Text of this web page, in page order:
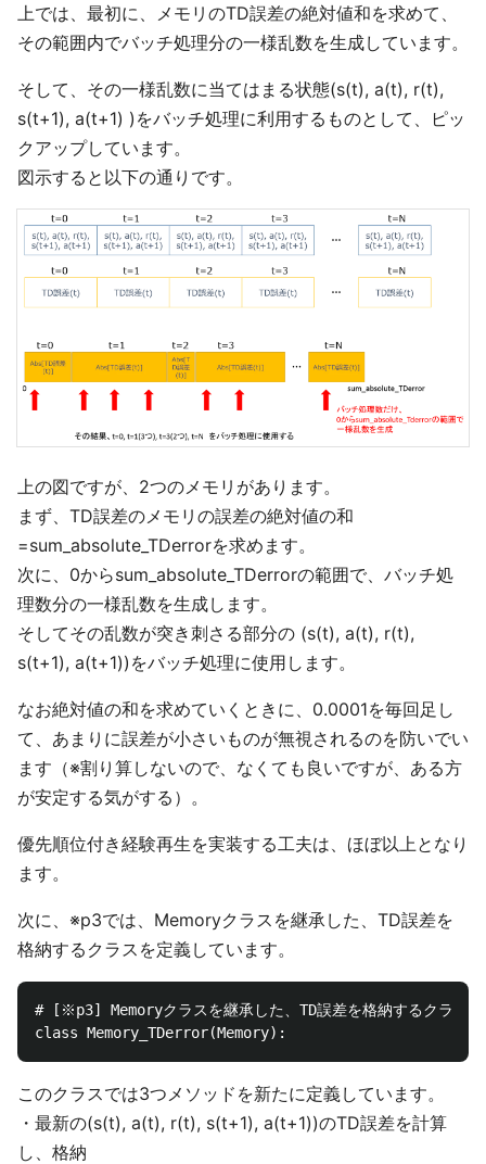
上では、最初に、メモリのTD誤差の絶対値和を求めて、
その範囲内でバッチ処理分の一様乱数を生成しています。
そして、その一様乱数に当てはまる状態(s(t), a(t), r(t),
s(t+1), a(t+1) )をバッチ処理に利用するものとして、ピッ
クアップしています。
図示すると以下の通りです。
上の図ですが、2つのメモリがあります。
まず、TD誤差のメモリの誤差の絶対値の和
=sum_absolute_TDerrorを求めます。
次に、0からsum_absolute_TDerrorの範囲で、バッチ処
理数分の一様乱数を生成します。
そしてその乱数が突き刺さる部分の (s(t), a(t), r(t),
s(t+1), a(t+1))をバッチ処理に使用します。
なお絶対値の和を求めていくときに、0.0001を毎回足し
て、あまりに誤差が小さいものが無視されるのを防いでい
ます（※割り算しないので、なくても良いですが、ある方
が安定する気がする）。
優先順位付き経験再生を実装する工夫は、ほぼ以上となり
ます。
次に、※p3では、Memoryクラスを継承した、TD誤差を
格納するクラスを定義しています。
# [※p3] Memoryクラスを継承した、TD誤差を格納するクラスで
このクラスでは3つメソッドを新たに定義しています。
・最新の(s(t), a(t), r(t), s(t+1), a(t+1))のTD誤差を計算
し、格納